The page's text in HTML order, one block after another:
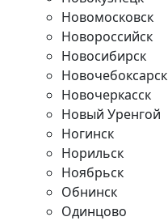
Новомосковск
Новороссийск
Новосибирск
Новочебоксарск
Новочеркасск
Новый Уренгой
Ногинск
Норильск
Ноябрьск
Обнинск
Одинцово